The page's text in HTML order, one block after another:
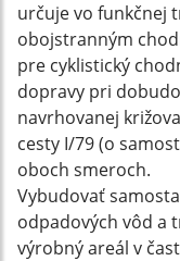
určuje vo funkčnej
obojstranným
pre cyklistický
dopravy pri
navrhovanej
cesty I/79 (o
oboch smeroch.
Vybudovať
odpadových vôd a
výrobný areál v